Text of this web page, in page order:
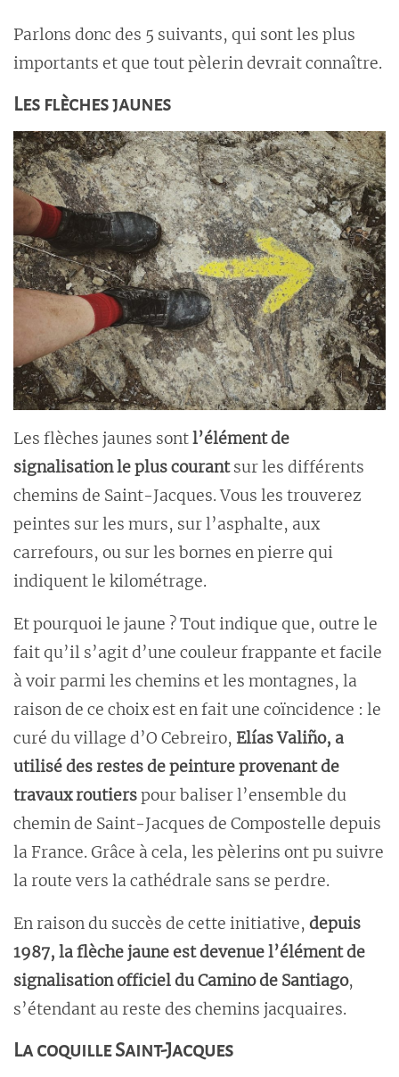
Parlons donc des 5 suivants, qui sont les plus
importants et que tout pèlerin devrait connaître.
Les flèches jaunes
Les flèches jaunes sontl’élément de
signalisation le plus courantsur les différents
chemins de Saint-Jacques. Vous les trouverez
peintes sur les murs, sur l’asphalte, aux
carrefours, ou sur les bornes en pierre qui
indiquent le kilométrage.
Et pourquoi le jaune ? Tout indique que, outre le
fait qu’il s’agit d’une couleur frappante et facile
à voir parmi les chemins et les montagnes, la
raison de ce choix est en fait une coïncidence : le
curé du village d’O Cebreiro, Elías Valiño, a
utilisé des restes de peinture provenant de
travaux routierspour baliser l’ensemble du
chemin de Saint-Jacques de Compostelle depuis
la France. Grâce à cela, les pèlerins ont pu suivre
la route vers la cathédrale sans se perdre.
En raison du succès de cette initiative, depuis
1987, la flèche jaune est devenue l’élément de
signalisation officiel du Camino de Santiago,
s’étendant au reste des chemins jacquaires.
La coquille Saint-Jacques